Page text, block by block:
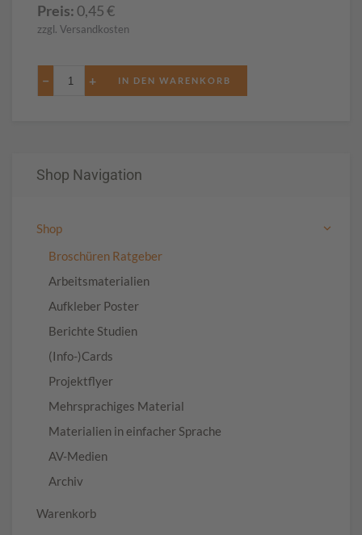
Preis: 0,45€
zzgl. Versandkosten
− +
Shop Navigation
Shop
Broschüren Ratgeber
Arbeitsmaterialien
Aufkleber Poster
Berichte Studien
(Info-)Cards
Projektflyer
Mehrsprachiges Material
Materialien in einfacher Sprache
AV-Medien
Archiv
Warenkorb